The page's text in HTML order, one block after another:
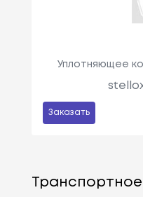
Уплотняющее
Заказать